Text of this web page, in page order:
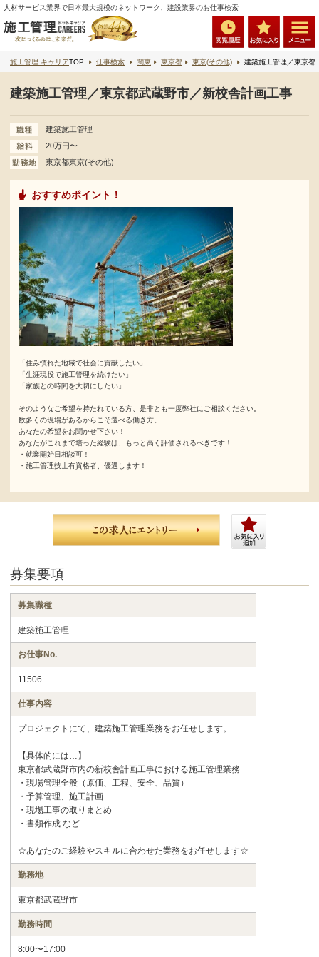
人材サービス業界で日本最大規模のネットワーク、建設業界のお仕事検索
施工管理.キャリアTOP 仕事検索 関東 東京都 東京(その他) 建築施工管理／東京都武蔵野市／新校舎計画工事
建築施工管理／東京都武蔵野市／新校舎計画工事
建築施工管理
20万円〜
東京都東京(その他)
おすすめポイント！
「住み慣れた地域で社会に貢献したい」
「生涯現役で施工管理を続けたい」
「家族との時間を大切にしたい」
そのようなご希望を持たれている方、是非とも一度弊社にご相談ください。
数多くの現場があるからこそ選べる働き方。
あなたの希望をお聞かせ下さい！
あなたがこれまで培った経験は、もっと高く評価されるべきです！
・就業開始日相談可！
・施工管理技士有資格者、優遇します！
募集要項
募集職種
建築施工管理
お仕事No.
11506
仕事内容
プロジェクトにて、建築施工管理業務をお任せします。
【具体的には…】
東京都武蔵野市内の新校舎計画工事における施工管理業務
・現場管理全般（原価、工程、安全、品質）
・予算管理、施工計画
・現場工事の取りまとめ
・書類作成 など
☆あなたのご経験やスキルに合わせた業務をお任せします☆
勤務地
東京都武蔵野市
勤務時間
8:00〜17:00